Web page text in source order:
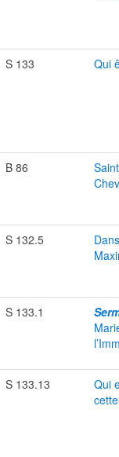
S 133 Qui
B 86
S 132.5
S 133.1
S 133.13
Qui